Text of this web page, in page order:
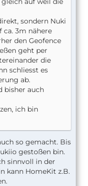
sondern Nuki
3m nähere
den Geofence
geht per
die
schliesst es
ab.
bisher auch
ich bin
so gemacht. Bis
gestoßen bin.
sinnvoll in der
kann HomeKit z.B.